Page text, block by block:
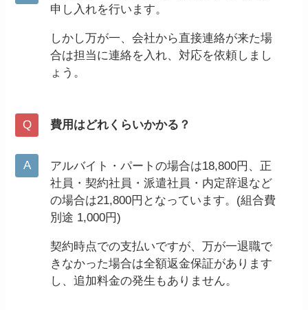
申し入れを行います。
しかし万が一、会社から直接連絡が来た場
合は担当に連絡を入れ、対応を依頼しまし
ょう。
費用はどれくらいかかる？
アルバイト・パートの場合は18,800円、正
社員・契約社員・派遣社員・内定辞退など
の場合は21,800円となっています。(組合費
別途 1,000円)
契約時点での支払いですが、万が一退職で
きなかった場合は全額返金保証があります
し、追加料金の発生もありません。